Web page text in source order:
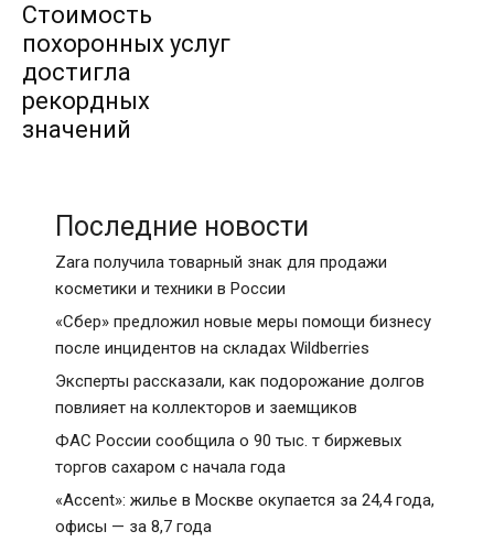
Стоимость
похоронных услуг
достигла
рекордных
значений
Последние новости
Zara получила товарный знак для продажи
косметики и техники в России
«Сбер» предложил новые меры помощи бизнесу
после инцидентов на складах Wildberries
Эксперты рассказали, как подорожание долгов
повлияет на коллекторов и заемщиков
ФАС России сообщила о 90 тыс. т биржевых
торгов сахаром с начала года
«Accent»: жилье в Москве окупается за 24,4 года,
офисы — за 8,7 года